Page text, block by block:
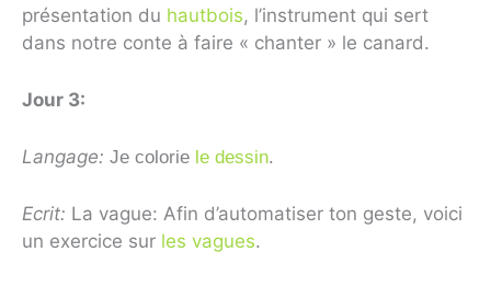
présentation du hautbois, l’instrument qui sert
dans notre conte à faire « chanter » le canard.
Jour 3:
Langage: Je colorie le dessin.
Ecrit: La vague: Afin d’automatiser ton geste, voici
un exercice sur les vagues.